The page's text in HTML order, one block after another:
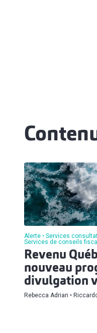
Alerte Services
Services de conseils
Revenu
nouveau
divulgation
Rebecca Adrian